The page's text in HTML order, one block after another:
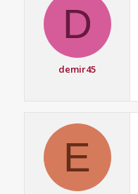
D
demir45
E